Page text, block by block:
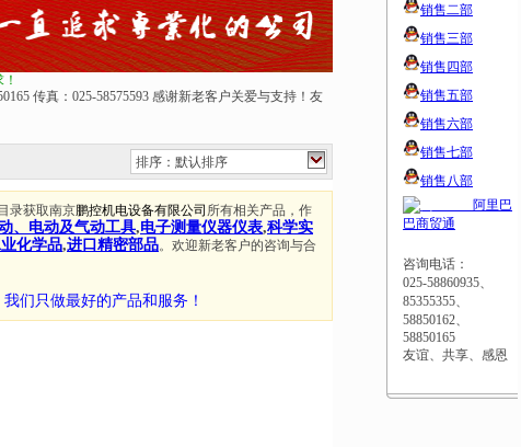
销售二部
销售三部
销售四部
销售五部
销售六部
销售七部
销售八部
阿里巴
巴商贸通
咨询电话：
025-58860935、
85355355、
58850162、
58850165
友谊、共享、感恩
传真：025-58575593 感谢新老客户关爱与支持！友
排序：默认排序
录获取南京鹏控机电设备有限公司 所有相关产品，作
、电动及气动工具,电子测量仪器仪表,科学实
化学品,进口精密部品。欢迎新老客户的咨询与合
我们只做最好的产品和服务！